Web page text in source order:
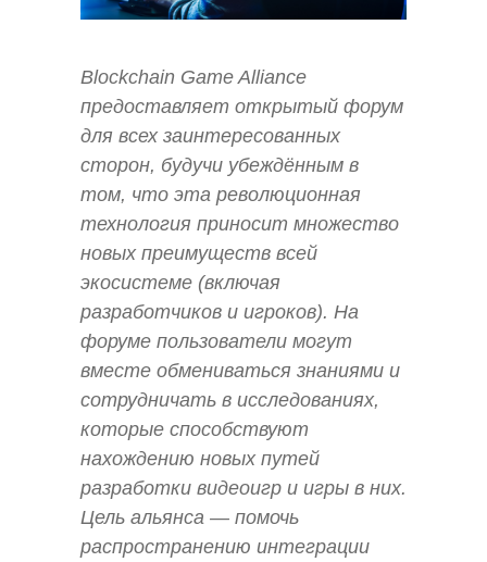
Blockchain Game Alliance
предоставляет открытый форум
для всех заинтересованных
сторон, будучи убеждённым в
том, что эта революционная
технология приносит множество
новых преимуществ всей
экосистеме (включая
разработчиков и игроков). На
форуме пользователи могут
вместе обмениваться знаниями и
сотрудничать в исследованиях,
которые способствуют
нахождению новых путей
разработки видеоигр и игры в них.
Цель альянса — помочь
распространению интеграции